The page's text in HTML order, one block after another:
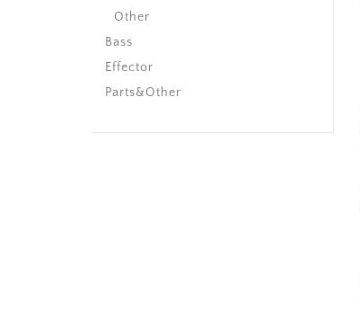
Other
Bass
Effector
Parts&Other